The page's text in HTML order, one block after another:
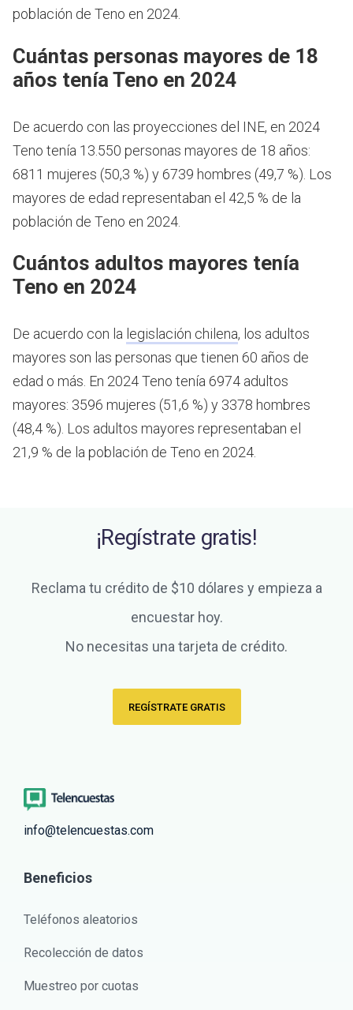
población de Teno en 2024.
Cuántas personas mayores de 18
años tenía Teno en 2024
De acuerdo con las proyecciones del INE, en 2024
Teno tenía 13.550 personas mayores de 18 años:
6811 mujeres (50,3 %) y 6739 hombres (49,7 %). Los
mayores de edad representaban el 42,5 % de la
población de Teno en 2024.
Cuántos adultos mayores tenía
Teno en 2024
De acuerdo con la legislación chilena, los adultos
mayores son las personas que tienen 60 años de
edad o más. En 2024 Teno tenía 6974 adultos
mayores: 3596 mujeres (51,6 %) y 3378 hombres
(48,4 %). Los adultos mayores representaban el
21,9 % de la población de Teno en 2024.
¡Regístrate gratis!
Reclama tu crédito de $10 dólares y empieza a
encuestar hoy.
No necesitas una tarjeta de crédito.
REGÍSTRATE GRATIS
info@telencuestas.com
Beneficios
Teléfonos aleatorios
Recolección de datos
Muestreo por cuotas